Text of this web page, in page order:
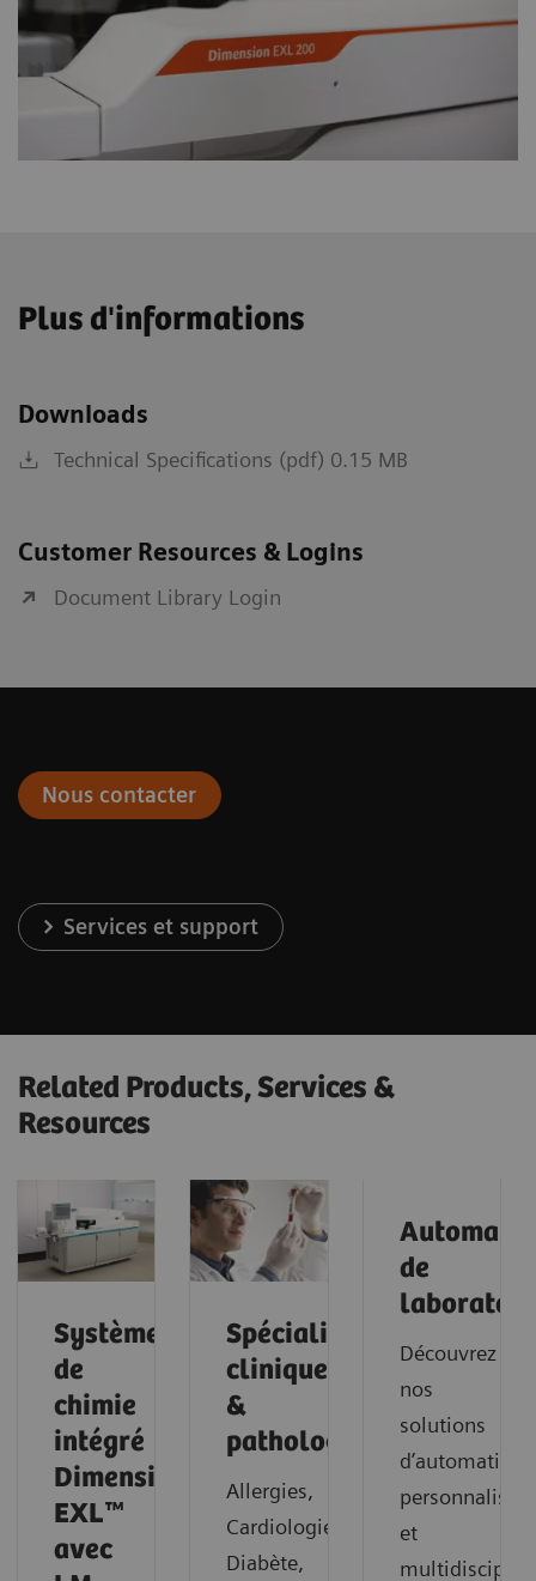
Plus d'informations
Downloads
Technical Specifications (pdf) 0.15 MB
Customer Resources & Logins
Document Library Login
Nous contacter
Services et support
Related Products, Services &
Resources
Système
de
chimie
intégré
Dimension®
EXL™
avec
Spécialitiès
cliniques
&
pathologies
Allergies,
Cardiologie,
Diabète,
de
Découvrez
nos
solutions
et